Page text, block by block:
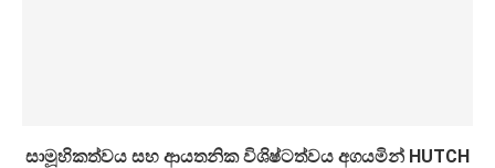
සාමූහිකත්වය සහ ආයතනික විශිෂ්ටත්වය අගයමින් HUTCH